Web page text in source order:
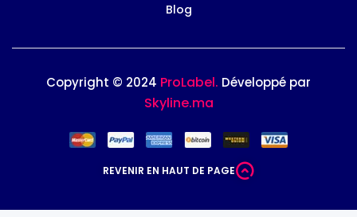
Blog
Copyright © 2024 ProLabel. Développé par
Skyline.ma
REVENIR EN HAUT DE PAGE